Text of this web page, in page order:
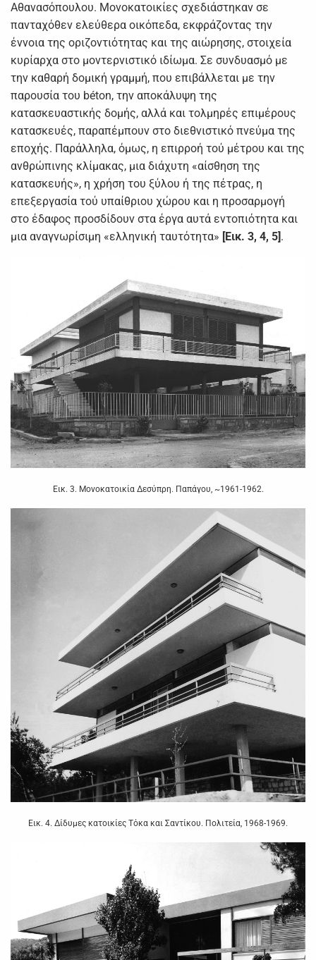
Αθανασόπουλου. Μονοκατοικίες σχεδιάστηκαν σε
πανταχόθεν ελεύθερα οικόπεδα, εκφράζοντας την
έννοια της οριζοντιότητας και της αιώρησης, στοιχεία
κυρίαρχα στο μοντερνιστικό ιδίωμα. Σε συνδυασμό με
την καθαρή δομική γραμμή, που επιβάλλεται με την
παρουσία του béton, την αποκάλυψη της
κατασκευαστικής δομής, αλλά και τολμηρές επιμέρους
κατασκευές, παραπέμπουν στο διεθνιστικό πνεύμα της
εποχής. Παράλληλα, όμως, η επιρροή τού μέτρου και της
ανθρώπινης κλίμακας, μια διάχυτη «αίσθηση της
κατασκευής», η χρήση του ξύλου ή της πέτρας, η
επεξεργασία τού υπαίθριου χώρου και η προσαρμογή
στο έδαφος προσδίδουν στα έργα αυτά εντοπιότητα και
μια αναγνωρίσιμη «ελληνική ταυτότητα» [Εικ. 3, 4, 5].
Εικ. 3. Μονοκατοικία Δεσύπρη. Παπάγου, ~1961-1962.
Εικ. 4. Δίδυμες κατοικίες Τόκα και Σαντίκου. Πολιτεία, 1968-1969.